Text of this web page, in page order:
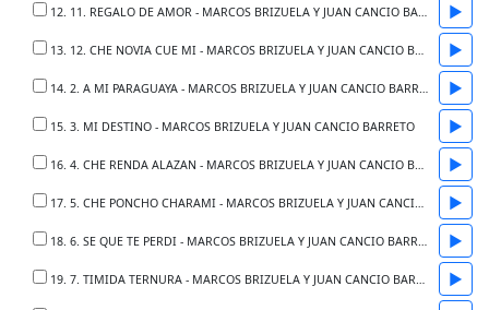
12. 11. REGALO DE AMOR - MARCOS BRIZUELA Y JUAN CANCIO BARRETO ▶
13. 12. CHE NOVIA CUE MI - MARCOS BRIZUELA Y JUAN CANCIO BARRETO ▶
14. 2. A MI PARAGUAYA - MARCOS BRIZUELA Y JUAN CANCIO BARRETO ▶
15. 3. MI DESTINO - MARCOS BRIZUELA Y JUAN CANCIO BARRETO ▶
16. 4. CHE RENDA ALAZAN - MARCOS BRIZUELA Y JUAN CANCIO BARRETO ▶
17. 5. CHE PONCHO CHARAMI - MARCOS BRIZUELA Y JUAN CANCIO BARRETO ▶
18. 6. SE QUE TE PERDI - MARCOS BRIZUELA Y JUAN CANCIO BARRETO ▶
19. 7. TIMIDA TERNURA - MARCOS BRIZUELA Y JUAN CANCIO BARRETO
▶